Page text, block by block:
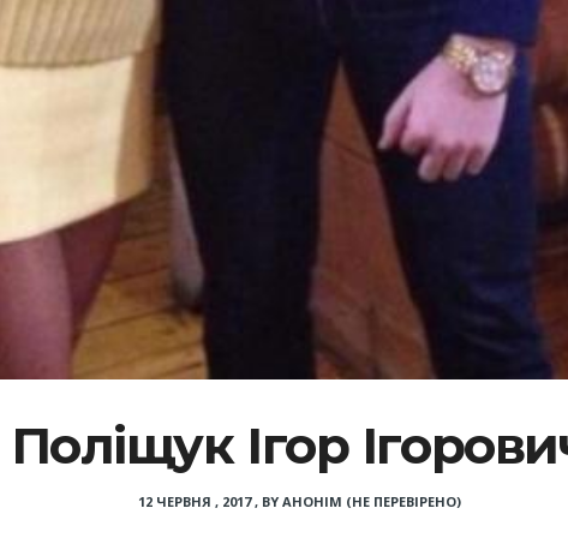
Поліщук Ігор
12 ЧЕРВНЯ , 2017, BY АНОНІМ (НЕ ПЕРЕВІРЕНО)